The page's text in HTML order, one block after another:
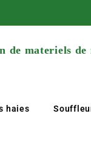
de materiels
haies